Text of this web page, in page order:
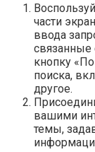
части
ввода
связанные
кнопку
поиска,
другое.
вашими
темы,